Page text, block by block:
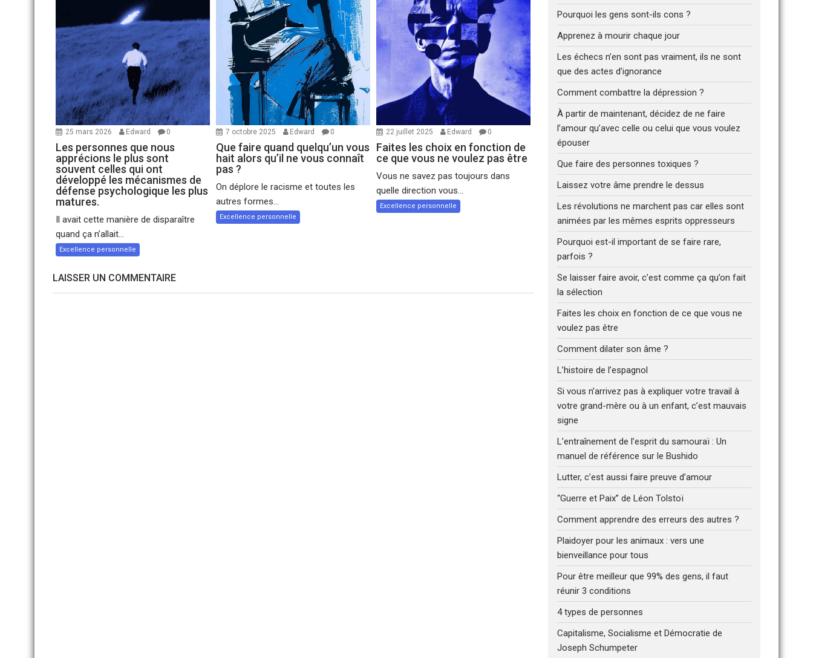
25 mars 2026 Edward 0
Les personnes que nous
apprécions le plus sont
souvent celles qui ont
développé les mécanismes de
défense psychologique les plus
matures.
Il avait cette manière de disparaître
quand ça n’allait...
Excellence personnelle
7 octobre 2025 Edward 0
Que faire quand quelqu’un vous
hait alors qu’il ne vous connaît
pas ?
On déplore le racisme et toutes les
autres formes...
Excellence personnelle
22 juillet 2025 Edward 0
Faites les choix en fonction de
ce que vous ne voulez pas être
Vous ne savez pas toujours dans
quelle direction vous...
Excellence personnelle
LAISSER UN COMMENTAIRE
Pourquoi les gens sont-ils cons ?
Apprenez à mourir chaque jour
Les échecs n’en sont pas vraiment, ils ne sont
que des actes d’ignorance
Comment combattre la dépression ?
À partir de maintenant, décidez de ne faire
l’amour qu’avec celle ou celui que vous voulez
épouser
Que faire des personnes toxiques ?
Laissez votre âme prendre le dessus
Les révolutions ne marchent pas car elles sont
animées par les mêmes esprits oppresseurs
Pourquoi est-il important de se faire rare,
parfois ?
Se laisser faire avoir, c’est comme ça qu’on fait
la sélection
Faites les choix en fonction de ce que vous ne
voulez pas être
Comment dilater son âme ?
L’histoire de l’espagnol
Si vous n’arrivez pas à expliquer votre travail à
votre grand-mère ou à un enfant, c’est mauvais
signe
L’entraînement de l’esprit du samouraï : Un
manuel de référence sur le Bushido
Lutter, c’est aussi faire preuve d’amour
“Guerre et Paix” de Léon Tolstoï
Comment apprendre des erreurs des autres ?
Plaidoyer pour les animaux : vers une
bienveillance pour tous
Pour être meilleur que 99% des gens, il faut
réunir 3 conditions
4 types de personnes
Capitalisme, Socialisme et Démocratie de
Joseph Schumpeter